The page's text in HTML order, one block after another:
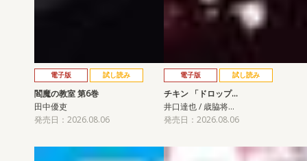
電子版 試し読み
閻魔の教室 第6巻
田中優吏
発売日：2026.08.06
電子版 試し読み
チキン 「ドロップ…
井口達也 / 歳脇将…
発売日：2026.08.06